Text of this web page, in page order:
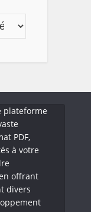
plateforme
PDF,
à votre
offrant
divers